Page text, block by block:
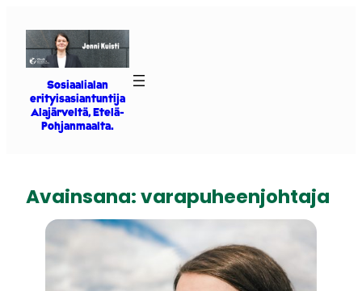
sisältöön
Sosiaalialan
erityisasiantuntija
Alajärveltä, Etelä-
Pohjanmaalta.
Avainsana:varapuheenjohtaja